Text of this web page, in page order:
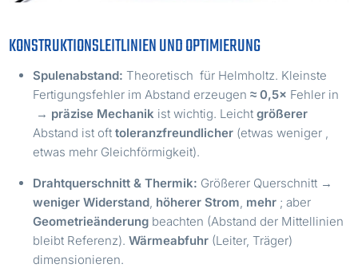
KONSTRUKTIONSLEITLINIEN UND OPTIMIERUNG
Spulenabstand: Theoretisch d≈Rd
für Helmholtz. Kleinste
Fertigungsfehler im Abstand erzeugen≈ 0,5× Fehler in
B
→ präzise Mechanik ist wichtig. Leichtgrößerer
Abstand ist ofttoleranzfreundlicher (etwas weniger
etwas mehr Gleichförmigkeit).
Drahtquerschnitt & Thermik: Größerer Querschnitt →
weniger Widerstand höherer Strom mehr B
; aber
Geometrieänderung beachten (Abstand der Mittellinien
bleibt Referenz).Wärmeabfuhr (Leiter, Träger)
dimensionieren.